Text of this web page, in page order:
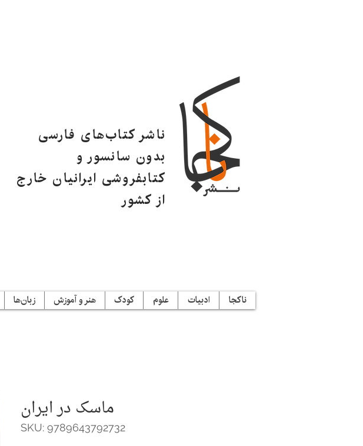
ناشر کتاب‌های فارسی
بدون سانسور و
کتابفروشی ایرانیان خارج
از کشور
ناکجا ادبیات علوم کودک هنر و آموزش زبان‌ها
ماسک در ایران
SKU: 9789643792732